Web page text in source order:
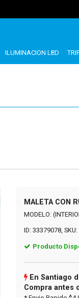
ILUMINACION LED
MALETA CON
MODELO:
ID: 33379078, SKU:
Producto
En Santiago
Compra antes